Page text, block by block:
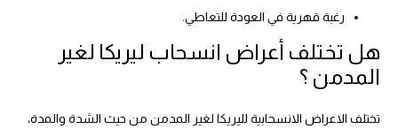
رغبة قهرية في العودة للتعاطي.
هل تختلف أعراض انسحاب ليريكا لغير
المدمن ؟
تختلف الاعراض الانسحابية لليريكا لغير المدمن من حيث الشدة والمدة،